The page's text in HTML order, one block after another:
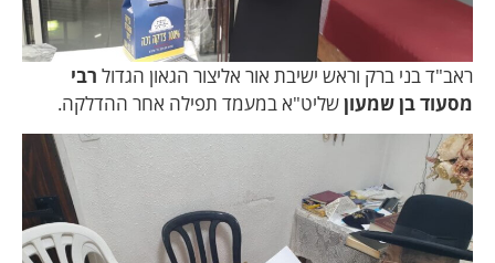
ראב"ד בני ברק וראש ישיבת אור אליצור הגאון הגדולרבי
מסעוד בן שמעוןשליט"א במעמד תפילה אחר ההדלקה.